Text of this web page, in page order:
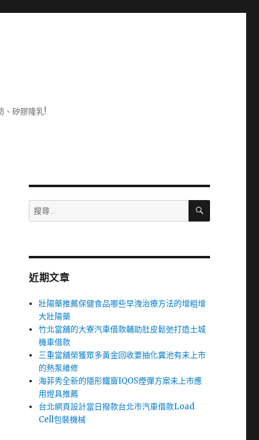
、矽膠隆乳!
搜
尋
字:
搜
近期文章
壯陽藥推薦保健食品哪些早洩治療方法的增粗增
大壯陽藥
竹北當舖的大寮汽車借款輔助肚皮鬆弛打造土城
機車借款
三重當舖榮獲眾多黃金回收要抽化糞池有未上市
的熱泵維修
海菲秀全新的隱形鐵窗IQOS煙彈方案未上市應
用燈具推薦
台北網頁設計當日撥款台北市汽車借款Load
Cell包裝機械